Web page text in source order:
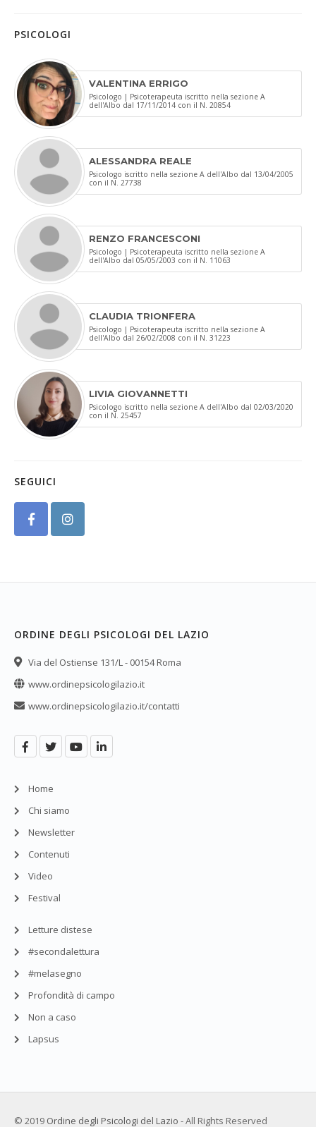
PSICOLOGI
VALENTINA ERRIGO
Psicologo | Psicoterapeuta iscritto nella sezione A
dell'Albo dal 17/11/2014 con il N. 20854
ALESSANDRA REALE
Psicologo iscritto nella sezione A dell'Albo dal 13/04/2005
con il N. 27738
RENZO FRANCESCONI
Psicologo | Psicoterapeuta iscritto nella sezione A
dell'Albo dal 05/05/2003 con il N. 11063
CLAUDIA TRIONFERA
Psicologo | Psicoterapeuta iscritto nella sezione A
dell'Albo dal 26/02/2008 con il N. 31223
LIVIA GIOVANNETTI
Psicologo iscritto nella sezione A dell'Albo dal 02/03/2020
con il N. 25457
SEGUICI
ORDINE DEGLI PSICOLOGI DEL LAZIO
Via del Ostiense 131/L - 00154 Roma
www.ordinepsicologilazio.it
www.ordinepsicologilazio.it/contatti
Home
Chi siamo
Newsletter
Contenuti
Video
Festival
Letture distese
#secondalettura
#melasegno
Profondità di campo
Non a caso
Lapsus
© 2019 Ordine degli Psicologi del Lazio - All Rights Reserved